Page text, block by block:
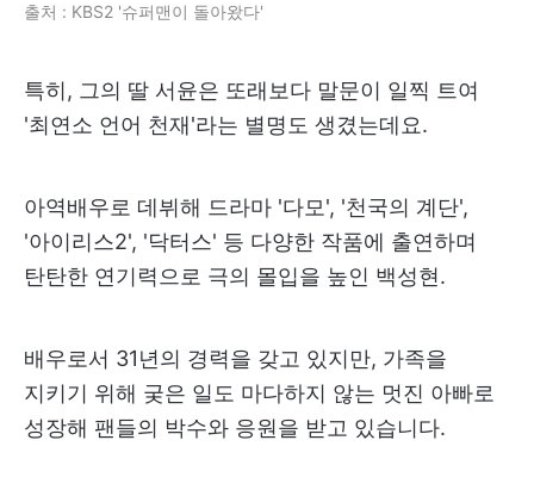
출처 : KBS2 '슈퍼맨이 돌아왔다'
특히, 그의 딸 서윤은 또래보다 말문이 일찍 트여
'최연소 언어 천재'라는 별명도 생겼는데요.
아역배우로 데뷔해 드라마 '다모', '천국의 계단',
'아이리스2', '닥터스' 등 다양한 작품에 출연하며
탄탄한 연기력으로 극의 몰입을 높인 백성현.
배우로서 31년의 경력을 갖고 있지만, 가족을
지키기 위해 궂은 일도 마다하지 않는 멋진 아빠로
성장해 팬들의 박수와 응원을 받고 있습니다.